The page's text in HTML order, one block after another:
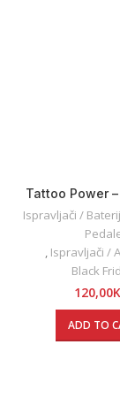
Tattoo Power –
P010)
Ispravljači /
Ispravljači /
Black
120,00
ADD TO